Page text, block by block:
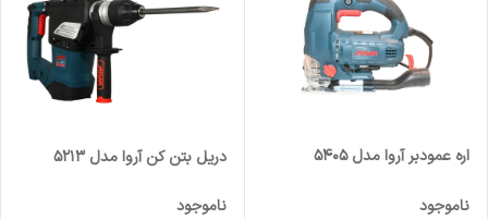
اره عمودبر آروا مدل 5405
ناموجود
دریل بتن کن آروا مدل 5213
ناموجود